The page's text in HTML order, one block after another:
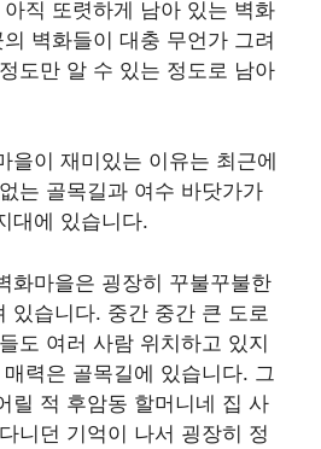
직 또렷하게 남아 있는 벽화
벽화들이 대충 무언가 그려
도만 알 수 있는 정도로 남아
을이 재미있는 이유는 최근에
는 골목길과 여수 바닷가가
대에 있습니다.
화마을은 굉장히 꾸불꾸불한
있습니다. 중간 중간 큰 도로
도 여러 사람 위치하고 있지
력은 골목길에 있습니다. 그
릴 적 후암동 할머니네 집 사
니던 기억이 나서 굉장히 정